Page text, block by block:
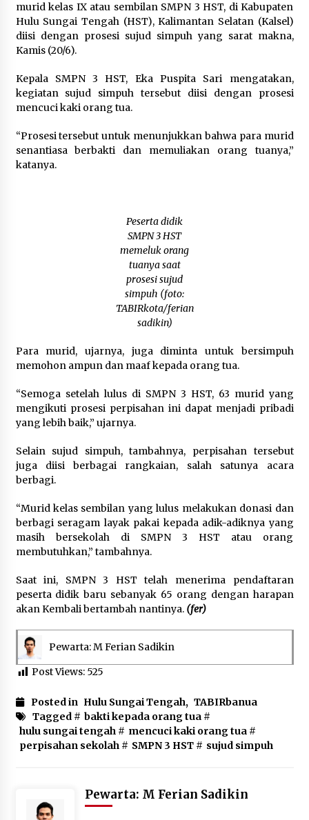
murid kelas IX atau sembilan SMPN 3 HST, di Kabupaten
Hulu Sungai Tengah (HST), Kalimantan Selatan (Kalsel)
diisi dengan prosesi sujud simpuh yang sarat makna,
Kamis (20/6).
Kepala SMPN 3 HST, Eka Puspita Sari mengatakan,
kegiatan sujud simpuh tersebut diisi dengan prosesi
mencuci kaki orang tua.
“Prosesi tersebut untuk menunjukkan bahwa para murid
senantiasa berbakti dan memuliakan orang tuanya,”
katanya.
Peserta didik
SMPN 3 HST
memeluk orang
tuanya saat
prosesi sujud
simpuh (foto:
TABIRkota/ferian
sadikin)
Para murid, ujarnya, juga diminta untuk bersimpuh
memohon ampun dan maaf kepada orang tua.
“Semoga setelah lulus di SMPN 3 HST, 63 murid yang
mengikuti prosesi perpisahan ini dapat menjadi pribadi
yang lebih baik,” ujarnya.
Selain sujud simpuh, tambahnya, perpisahan tersebut
juga diisi berbagai rangkaian, salah satunya acara
berbagi.
“Murid kelas sembilan yang lulus melakukan donasi dan
berbagi seragam layak pakai kepada adik-adiknya yang
masih bersekolah di SMPN 3 HST atau orang
membutuhkan,” tambahnya.
Saat ini, SMPN 3 HST telah menerima pendaftaran
peserta didik baru sebanyak 65 orang dengan harapan
akan Kembali bertambah nantinya. (fer)
Pewarta: M Ferian Sadikin
Post Views: 525
Posted in Hulu Sungai Tengah, TABIRbanua
Tagged # bakti kepada orang tua#
hulu sungai tengah # mencuci kaki orang tua#
perpisahan sekolah # SMPN 3 HST# sujud simpuh
Pewarta: M Ferian Sadikin